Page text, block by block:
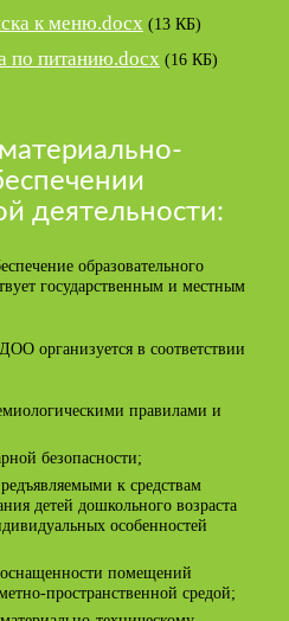
к меню.docx (13 КБ)
по питанию.docx (16 КБ)
деятельности:
образовательного
государственным и местным
организуется в соответствии
правилами и
безопасности;
к средствам
детей дошкольного возраста
особенностей
помещений
пространственной средой;